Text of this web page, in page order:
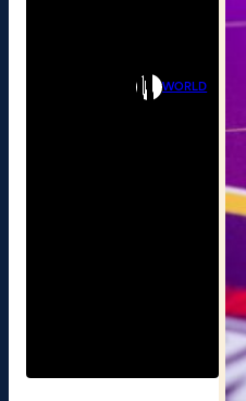
WORLD